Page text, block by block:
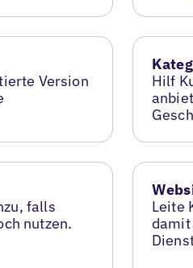
Version
Hilf
falls
nutzen.
Leite
damit